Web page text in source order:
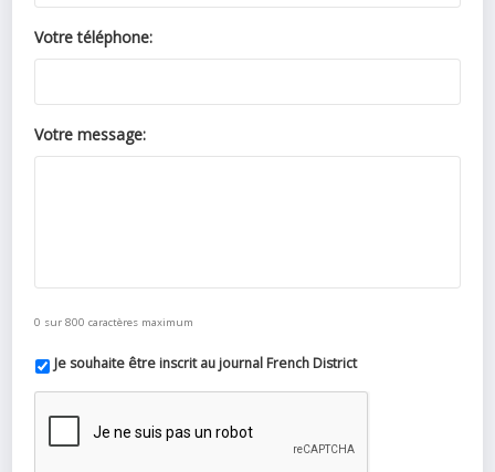
Votre téléphone:
Votre message:
0 sur 800 caractères maximum
Je souhaite être inscrit au journal French District